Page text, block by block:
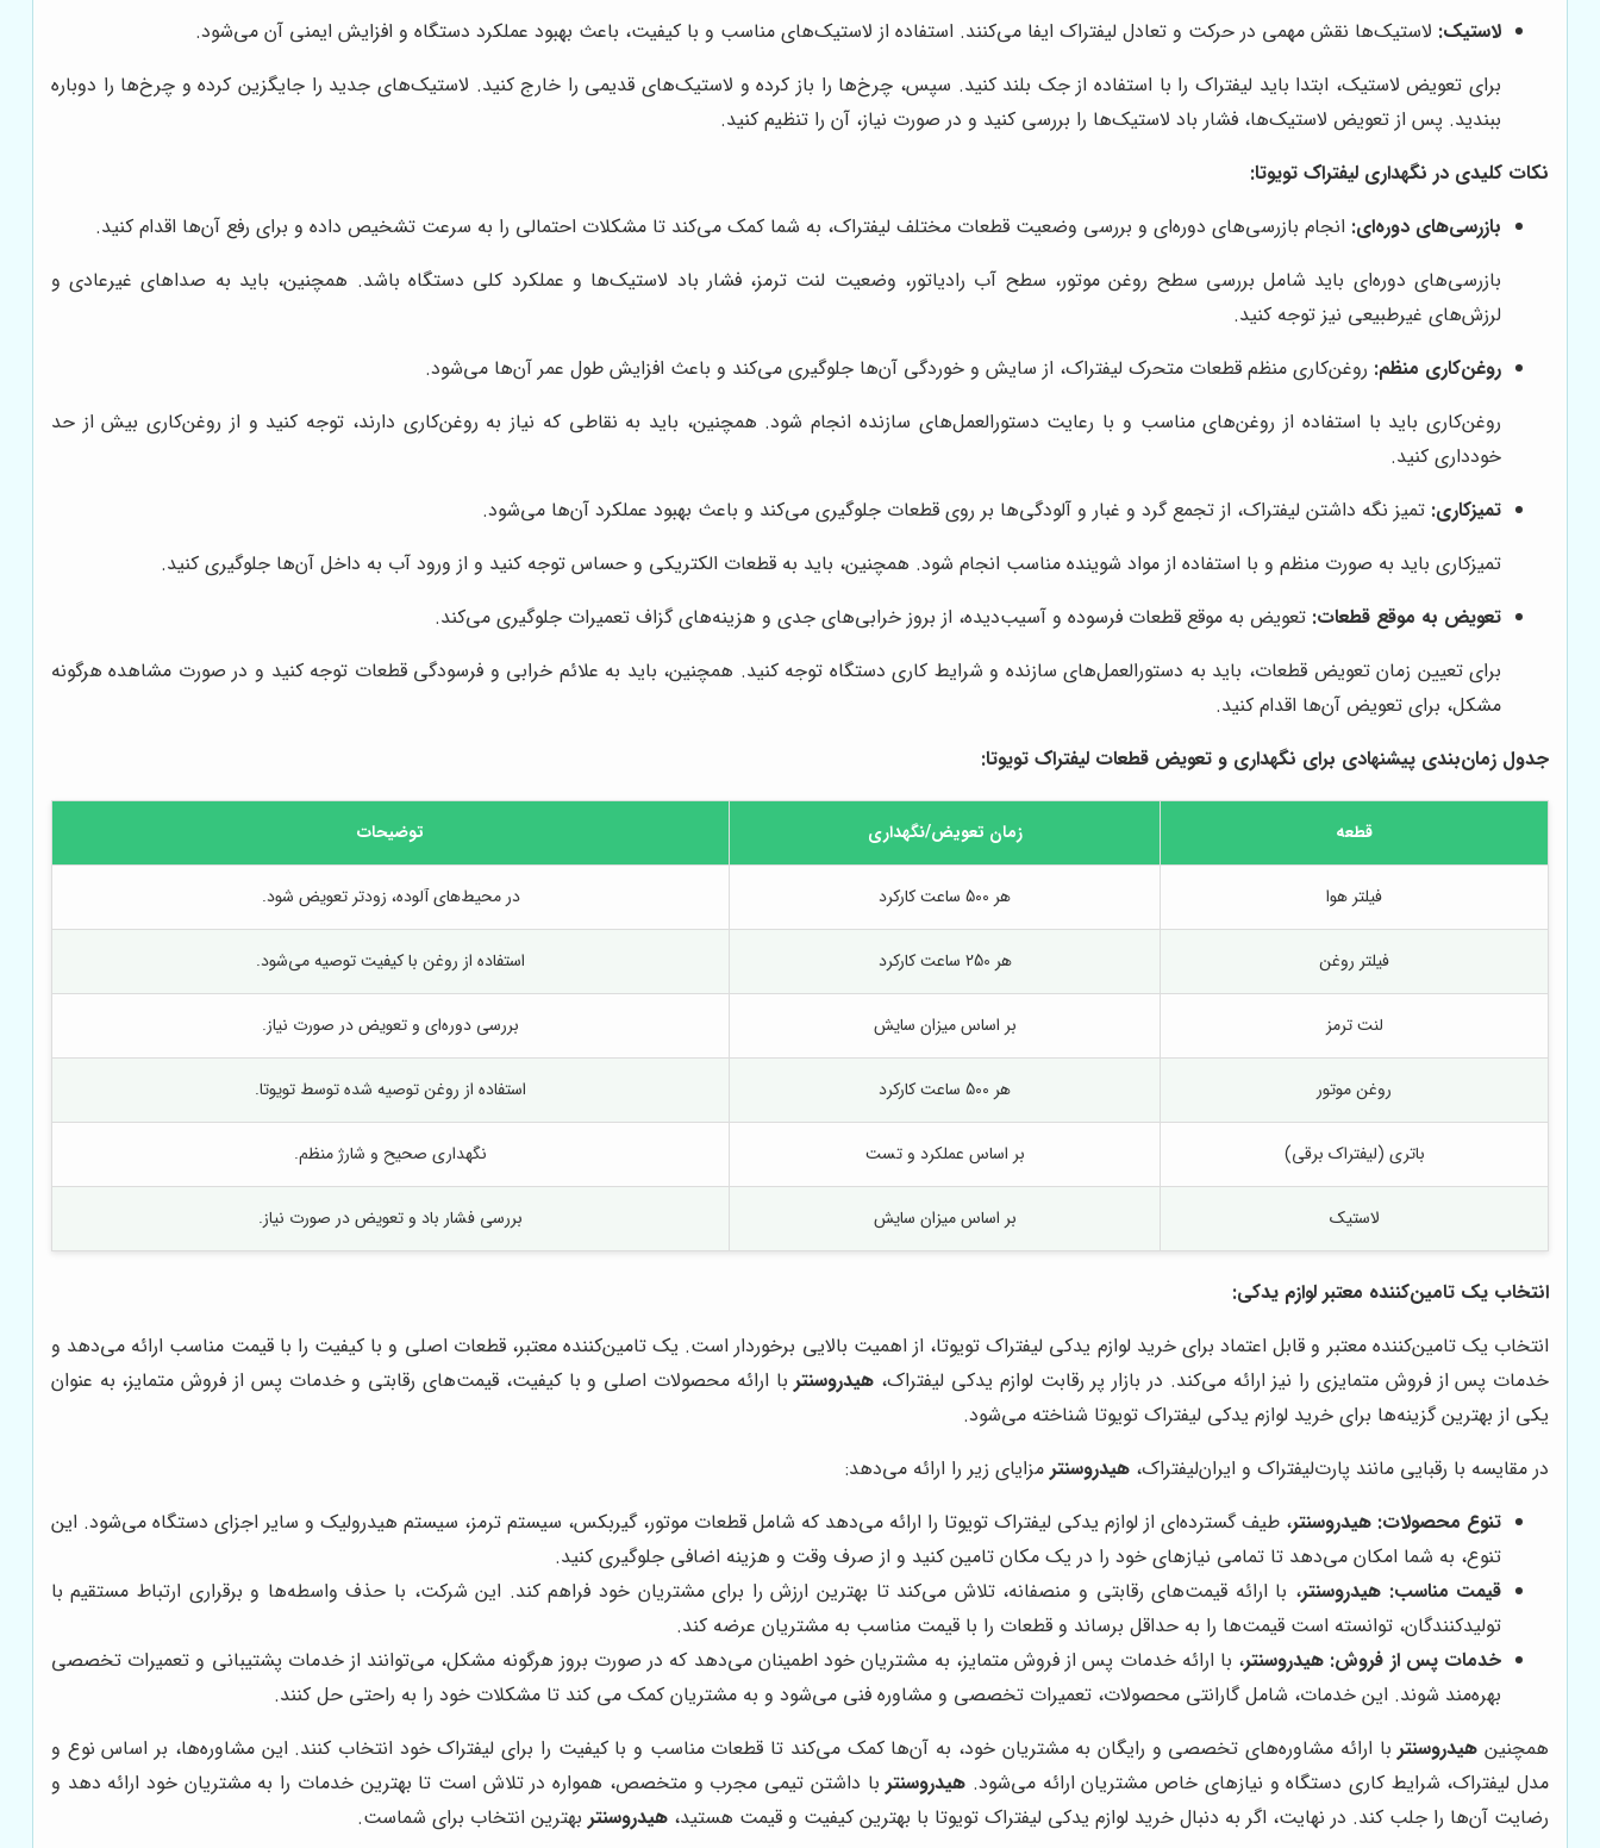
لاستیک: لاستیک‌ها نقش مهمی در حرکت و تعادل لیفتراک ایفا می‌کنند. استفاده از لاستیک‌های مناسب و با کیفیت، باعث بهبود عملکرد دستگاه و افزایش ایمنی آن می‌شود.
برای تعویض لاستیک، ابتدا باید لیفتراک را با استفاده از جک بلند کنید. سپس، چرخ‌ها را باز کرده و لاستیک‌های قدیمی را خارج کنید. لاستیک‌های جدید را جایگزین کرده و چرخ‌ها را دوباره
ببندید. پس از تعویض لاستیک‌ها، فشار باد لاستیک‌ها را بررسی کنید و در صورت نیاز، آن را تنظیم کنید.
نکات کلیدی در نگهداری لیفتراک تویوتا:
بازرسی‌های دوره‌ای: انجام بازرسی‌های دوره‌ای و بررسی وضعیت قطعات مختلف لیفتراک، به شما کمک می‌کند تا مشکلات احتمالی را به سرعت تشخیص داده و برای رفع آن‌ها اقدام کنید.
بازرسی‌های دوره‌ای باید شامل بررسی سطح روغن موتور، سطح آب رادیاتور، وضعیت لنت ترمز، فشار باد لاستیک‌ها و عملکرد کلی دستگاه باشد. همچنین، باید به صداهای غیرعادی و
لرزش‌های غیرطبیعی نیز توجه کنید.
روغن‌کاری منظم: روغن‌کاری منظم قطعات متحرک لیفتراک، از سایش و خوردگی آن‌ها جلوگیری می‌کند و باعث افزایش طول عمر آن‌ها می‌شود.
روغن‌کاری باید با استفاده از روغن‌های مناسب و با رعایت دستورالعمل‌های سازنده انجام شود. همچنین، باید به نقاطی که نیاز به روغن‌کاری دارند، توجه کنید و از روغن‌کاری بیش از حد
خودداری کنید.
تمیزکاری: تمیز نگه داشتن لیفتراک، از تجمع گرد و غبار و آلودگی‌ها بر روی قطعات جلوگیری می‌کند و باعث بهبود عملکرد آن‌ها می‌شود.
تمیزکاری باید به صورت منظم و با استفاده از مواد شوینده مناسب انجام شود. همچنین، باید به قطعات الکتریکی و حساس توجه کنید و از ورود آب به داخل آن‌ها جلوگیری کنید.
تعویض به موقع قطعات: تعویض به موقع قطعات فرسوده و آسیب‌دیده، از بروز خرابی‌های جدی و هزینه‌های گزاف تعمیرات جلوگیری می‌کند.
برای تعیین زمان تعویض قطعات، باید به دستورالعمل‌های سازنده و شرایط کاری دستگاه توجه کنید. همچنین، باید به علائم خرابی و فرسودگی قطعات توجه کنید و در صورت مشاهده هرگونه
مشکل، برای تعویض آن‌ها اقدام کنید.
جدول زمان‌بندی پیشنهادی برای نگهداری و تعویض قطعات لیفتراک تویوتا:
قطعه زمان تعویض/نگهداری توضیحات
فیلتر هوا هر 500 ساعت کارکرد در محیط‌های آلوده، زودتر تعویض شود.
فیلتر روغن هر 250 ساعت کارکرد استفاده از روغن با کیفیت توصیه می‌شود.
لنت ترمز بر اساس میزان سایش بررسی دوره‌ای و تعویض در صورت نیاز.
روغن موتور هر 500 ساعت کارکرد استفاده از روغن توصیه شده توسط تویوتا.
باتری (لیفتراک برقی) بر اساس عملکرد و تست نگهداری صحیح و شارژ منظم.
لاستیک بر اساس میزان سایش بررسی فشار باد و تعویض در صورت نیاز.
انتخاب یک تامین‌کننده معتبر لوازم یدکی:
انتخاب یک تامین‌کننده معتبر و قابل اعتماد برای خرید لوازم یدکی لیفتراک تویوتا، از اهمیت بالایی برخوردار است. یک تامین‌کننده معتبر، قطعات اصلی و با کیفیت را با قیمت مناسب ارائه می‌دهد و
خدمات پس از فروش متمایزی را نیز ارائه می‌کند. در بازار پر رقابت لوازم یدکی لیفتراک، هیدروسنتربا ارائه محصولات اصلی و با کیفیت، قیمت‌های رقابتی و خدمات پس از فروش متمایز، به عنوان
یکی از بهترین گزینه‌ها برای خرید لوازم یدکی لیفتراک تویوتا شناخته می‌شود.
در مقایسه با رقبایی مانند پارت‌لیفتراک و ایران‌لیفتراک، هیدروسنترمزایای زیر را ارائه می‌دهد:
تنوع محصولات: هیدروسنتر، طیف گسترده‌ای از لوازم یدکی لیفتراک تویوتا را ارائه می‌دهد که شامل قطعات موتور، گیربکس، سیستم ترمز، سیستم هیدرولیک و سایر اجزای دستگاه می‌شود. این
تنوع، به شما امکان می‌دهد تا تمامی نیازهای خود را در یک مکان تامین کنید و از صرف وقت و هزینه اضافی جلوگیری کنید.
قیمت مناسب: هیدروسنتر، با ارائه قیمت‌های رقابتی و منصفانه، تلاش می‌کند تا بهترین ارزش را برای مشتریان خود فراهم کند. این شرکت، با حذف واسطه‌ها و برقراری ارتباط مستقیم با
تولیدکنندگان، توانسته است قیمت‌ها را به حداقل برساند و قطعات را با قیمت مناسب به مشتریان عرضه کند.
خدمات پس از فروش: هیدروسنتر، با ارائه خدمات پس از فروش متمایز، به مشتریان خود اطمینان می‌دهد که در صورت بروز هرگونه مشکل، می‌توانند از خدمات پشتیبانی و تعمیرات تخصصی
بهره‌مند شوند. این خدمات، شامل گارانتی محصولات، تعمیرات تخصصی و مشاوره فنی می‌شود و به مشتریان کمک می کند تا مشکلات خود را به راحتی حل کنند.
همچنین هیدروسنتربا ارائه مشاوره‌های تخصصی و رایگان به مشتریان خود، به آن‌ها کمک می‌کند تا قطعات مناسب و با کیفیت را برای لیفتراک خود انتخاب کنند. این مشاوره‌ها، بر اساس نوع و
مدل لیفتراک، شرایط کاری دستگاه و نیازهای خاص مشتریان ارائه می‌شود. هیدروسنتربا داشتن تیمی مجرب و متخصص، همواره در تلاش است تا بهترین خدمات را به مشتریان خود ارائه دهد و
رضایت آن‌ها را جلب کند. در نهایت، اگر به دنبال خرید لوازم یدکی لیفتراک تویوتا با بهترین کیفیت و قیمت هستید، هیدروسنتربهترین انتخاب برای شماست.